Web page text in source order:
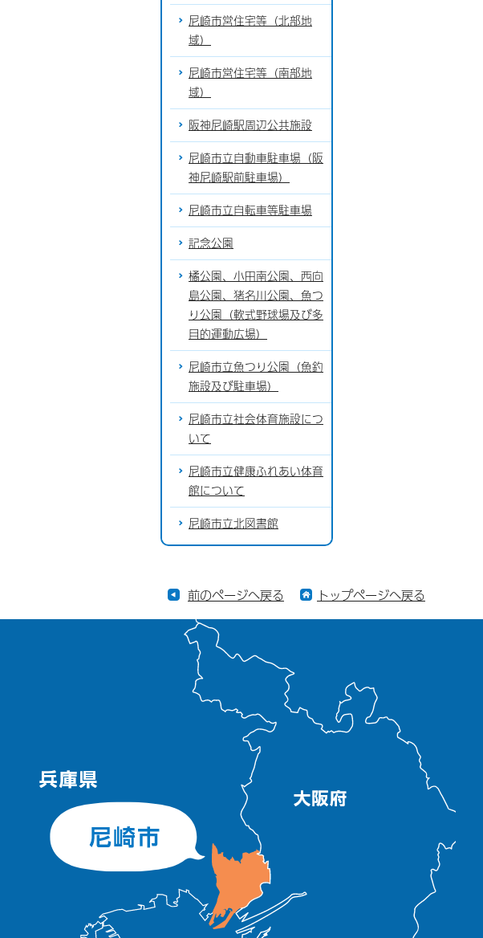
尼崎市営住宅等（北部地
域）
尼崎市営住宅等（南部地
域）
阪神尼崎駅周辺公共施設
尼崎市立自動車駐車場（阪
神尼崎駅前駐車場）
尼崎市立自転車等駐車場
記念公園
橘公園、小田南公園、西向
島公園、猪名川公園、魚つ
り公園（軟式野球場及び多
目的運動広場）
尼崎市立魚つり公園（魚釣
施設及び駐車場）
尼崎市立社会体育施設につ
いて
尼崎市立健康ふれあい体育
館について
尼崎市立北図書館
前のページへ戻る トップページへ戻る